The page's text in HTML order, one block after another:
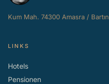
Kum Mah. 74300 Amasra / Bartın
LINKS
Hotels
Pensionen